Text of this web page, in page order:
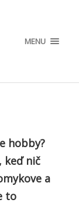
MENU
hobby?
keď nič
a
to